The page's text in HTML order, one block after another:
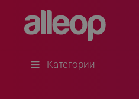
Категории